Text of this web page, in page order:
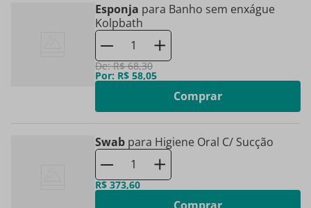
Esponja para Banho sem enxágue
Kolpbath
De:R$ 68,30
Por: R$ 58,05
Comprar
Swab para Higiene Oral C/ Sucção
R$ 373,60